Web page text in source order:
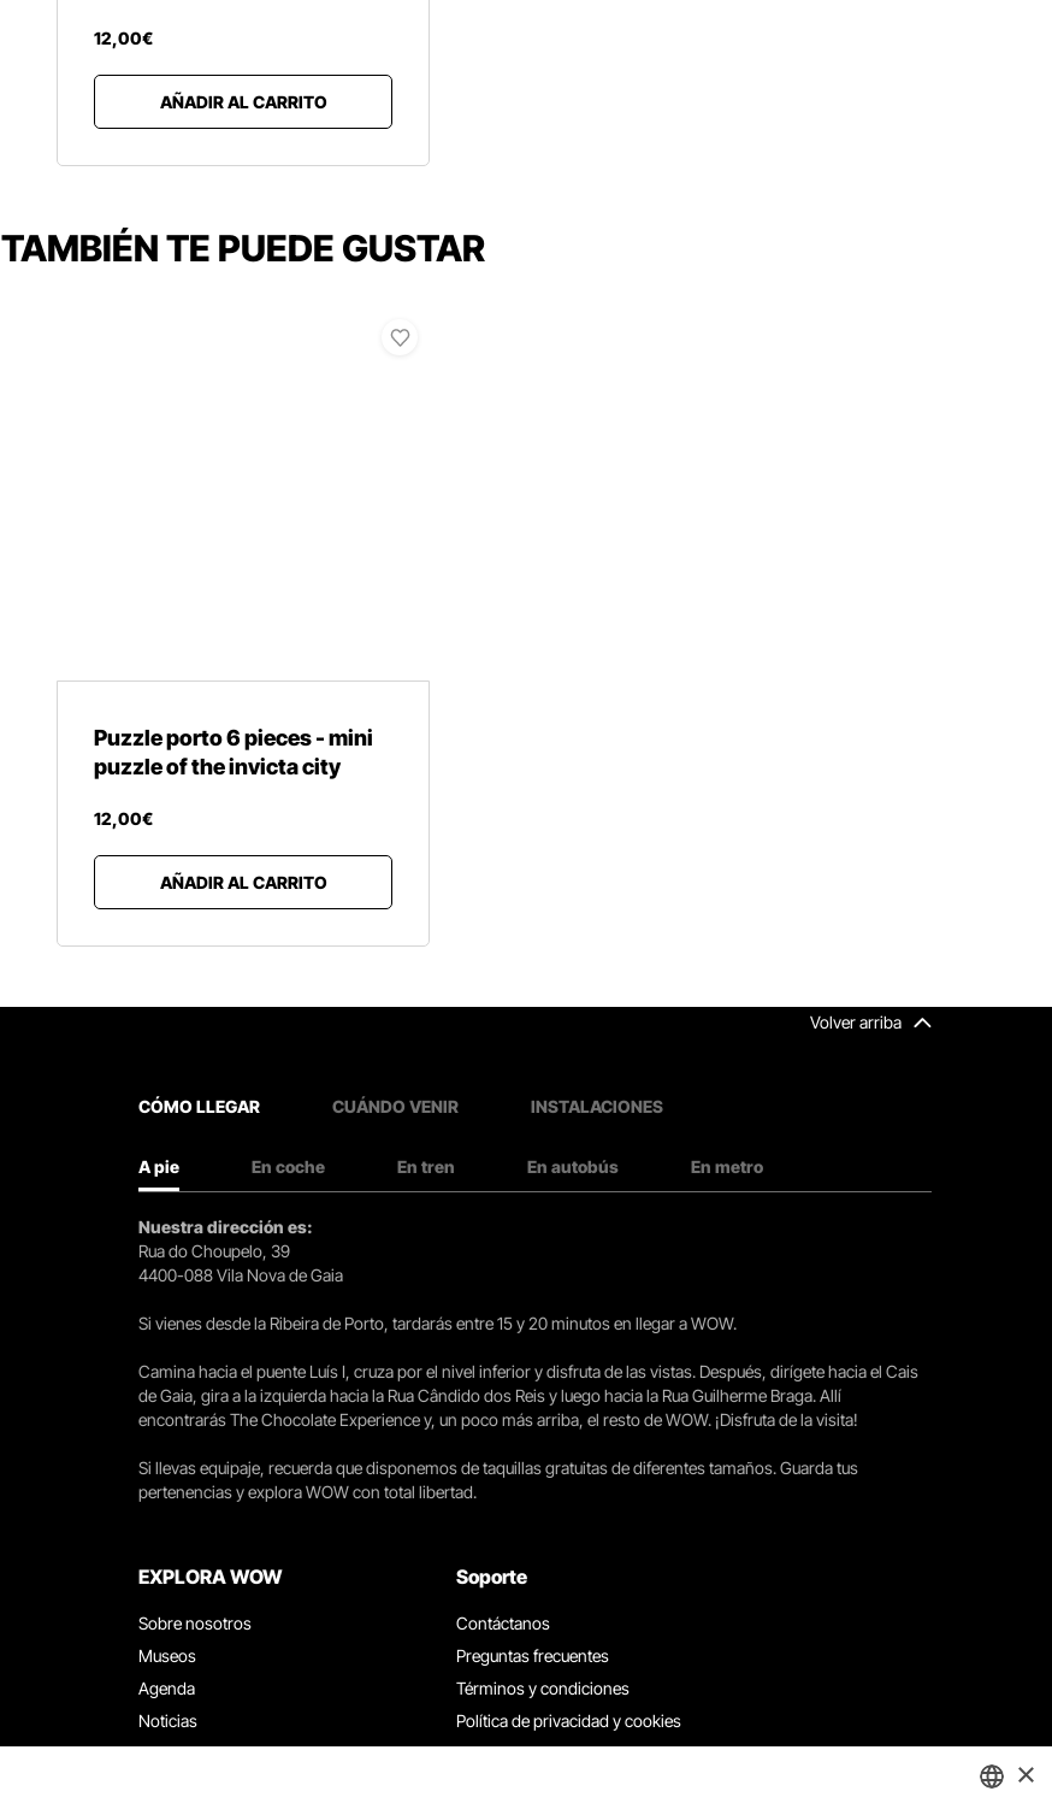
12,00€
AÑADIR AL CARRITO
TAMBIÉN TE PUEDE GUSTAR
Puzzle porto 6 pieces - mini
puzzle of the invicta city
12,00€
AÑADIR AL CARRITO
Volver arriba
CÓMO LLEGAR CUÁNDO VENIR INSTALACIONES
A pie En coche En tren En autobús En metro
Nuestra dirección es:
Rua do Choupelo, 39
4400-088 Vila Nova de Gaia
Si vienes desde la Ribeira de Porto, tardarás entre 15 y 20 minutos en llegar a WOW.
Camina hacia el puente Luís I, cruza por el nivel inferior y disfruta de las vistas. Después, dirígete hacia el Cais
de Gaia, gira a la izquierda hacia la Rua Cândido dos Reis y luego hacia la Rua Guilherme Braga. Allí
encontrarás The Chocolate Experience y, un poco más arriba, el resto de WOW. ¡Disfruta de la visita!
Si llevas equipaje, recuerda que disponemos de taquillas gratuitas de diferentes tamaños. Guarda tus
pertenencias y explora WOW con total libertad.
EXPLORA WOW
Sobre nosotros
Museos
Agenda
Noticias
Restaurantes
Soporte
Contáctanos
Preguntas frecuentes
Términos y condiciones
Política de privacidad y cookies
Trabaja con nosotros
×